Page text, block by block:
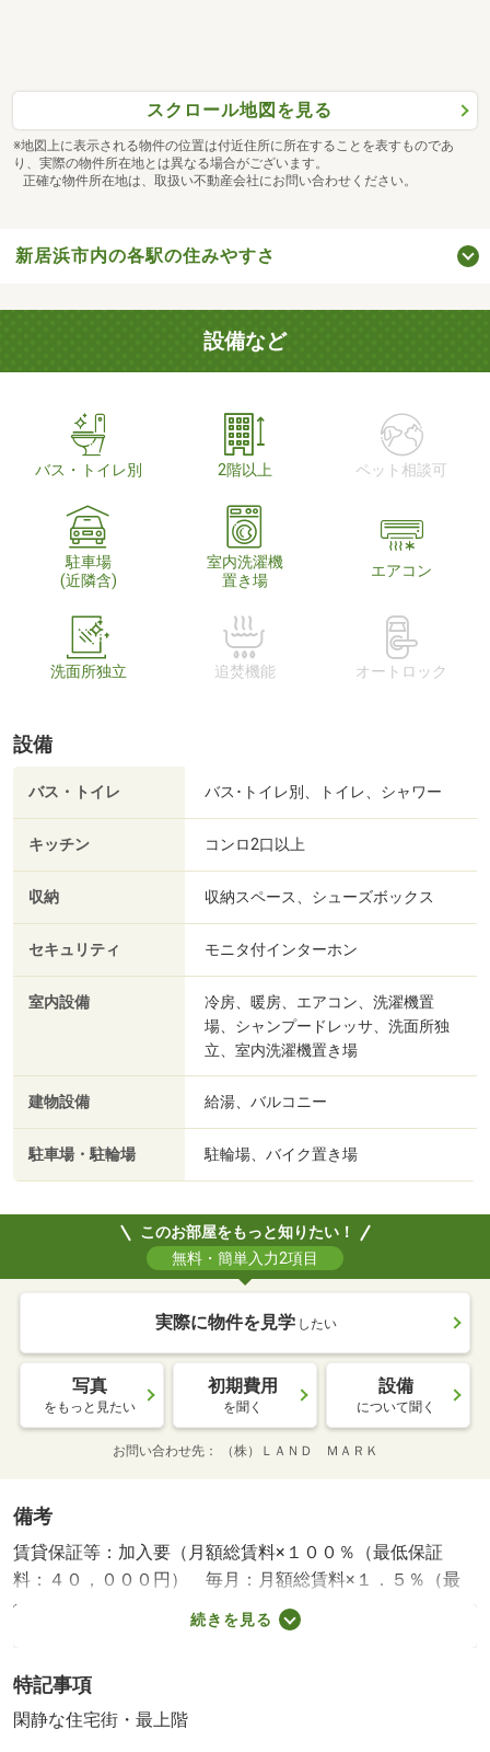
スクロール地図を見る
※地図上に表示される物件の位置は付近住所に所在することを表すものであ
り、実際の物件所在地とは異なる場合がございます。
正確な物件所在地は、取扱い不動産会社にお問い合わせください。
新居浜市内の各駅の住みやすさ
設備など
バス・トイレ別 2階以上 ペット相談可
駐車場
(近隣含)
室内洗濯機
置き場
エアコン
洗面所独立 追焚機能 オートロック
設備
バス・トイレ バス･トイレ別、トイレ、シャワー
キッチン コンロ2口以上
収納 収納スペース、シューズボックス
セキュリティ モニタ付インターホン
室内設備
冷房、暖房、エアコン、洗濯機置
場、シャンプードレッサ、洗面所独
立、室内洗濯機置き場
建物設備 給湯、バルコニー
駐車場・駐輪場 駐輪場、バイク置き場
このお部屋をもっと知りたい！
無料・簡単入力2項目
実際に物件を見学 したい
写真
をもっと見たい
初期費用
を聞く
設備
について聞く
お問い合わせ先 （株）ＬＡＮＤ ＭＡＲＫ
備考
賃貸保証等：加入要（月額総賃料×１００％（最低保証
料：４０，０００円） 毎月：月額総賃料×１．５％（最
低保証料：１，０００円））・鍵交換代：あり１８，７０
０円～・２ＬＤＫで人気の庄内地区の物件です！駅やスー
のスペースや収納スペースも豊富！！照明・エアコン設備
充実です☆・バイク置場：有（無料）・駐輪場：有（無
続きを見る
特記事項
閑静な住宅街・最上階